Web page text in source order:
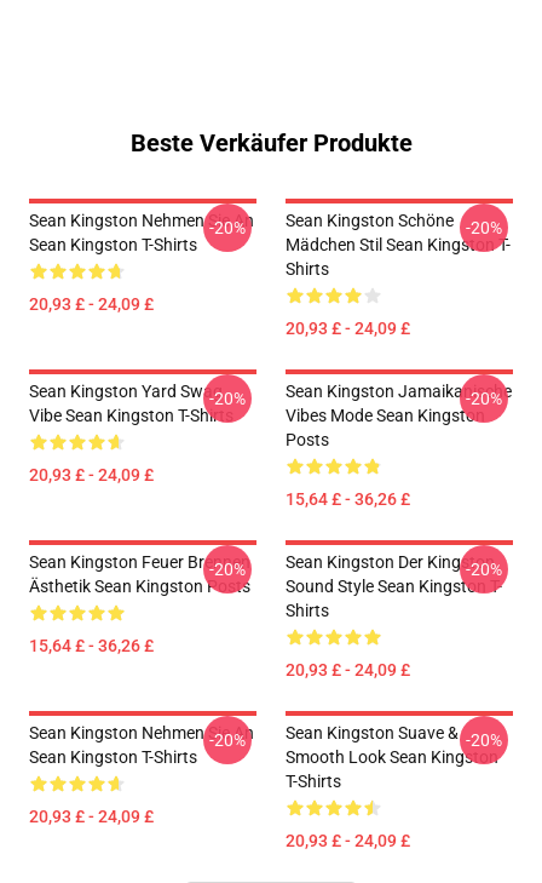
Beste Verkäufer Produkte
Sean Kingston Nehmen Sie An
Sean Kingston T-Shirts
20,93 £ - 24,09 £
-20%
Sean Kingston Schöne
Mädchen Stil Sean Kingston T-
Shirts
20,93 £ - 24,09 £
-20%
Sean Kingston Yard Swag
Vibe Sean Kingston T-Shirts
20,93 £ - 24,09 £
-20%
Sean Kingston Jamaikanische
Vibes Mode Sean Kingston
Posts
15,64 £ - 36,26 £
-20%
Sean Kingston Feuer Brennen
Ästhetik Sean Kingston Posts
15,64 £ - 36,26 £
-20%
Sean Kingston Der Kingston
Sound Style Sean Kingston T-
Shirts
20,93 £ - 24,09 £
-20%
Sean Kingston Nehmen Sie An
Sean Kingston T-Shirts
20,93 £ - 24,09 £
-20%
Sean Kingston Suave &
Smooth Look Sean Kingston
T-Shirts
20,93 £ - 24,09 £
-20%